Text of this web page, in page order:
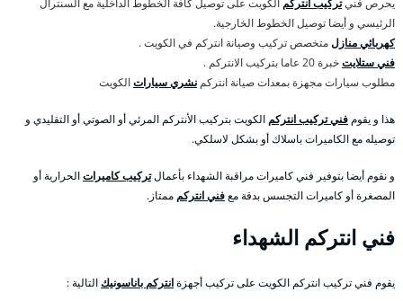
الرئيسي و أيضا توصيل الخطوط الخارجية.
كهربائي منازلمتخصص تركيب وصيانة انتركم في الكويت .
فني ستلايتخبرة 20 عاما بتركيب الانتركم .
مطلوب سيارات مجهزة بمعدات صيانة انتركم نشري سياراتالكويت
هذا و يقوم فني تركيب انتركم الكويت بتركيب الأنتركم المرئي أو الصوتي أو التقليدي و
توصيله مع الكاميرات باسلاك أو بشكل لاسلكي.
و نقوم أيضا بتوفير فني كاميرات مراقبة الشهداء بأعمالتركيب كاميراتالحرارية أو
المصغرة أو كاميرات التجسس بدقة معفني انتركم ممتاز.
فني انتركم الشهداء
يقوم فني تركيب انتركم الكويت على تركيب أجهزةانتركم باناسونيك التالية :